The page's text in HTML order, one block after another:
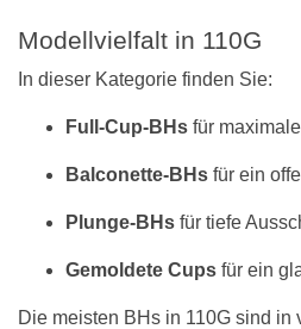
Modellvielfalt in 110G
In dieser Kategorie finden Sie:
Full-Cup-BHs für
Balconette-BHs für ein
Plunge-BHs für tiefe
Gemoldete Cups für ein
Die meisten BHs in 110G sind in